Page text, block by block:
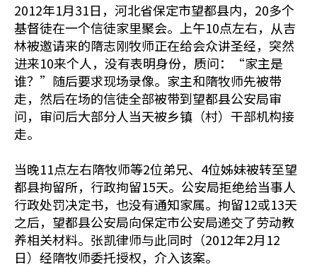
2012年1月31日，河北省保定市望都县内，20多个
基督徒在一个信徒家里聚会。上午10点左右，从吉
林被邀请来的隋志刚牧师正在给会众讲圣经，突然
进来10来个人，没有表明身份，质问：“家主是
谁？”随后要求现场录像。家主和隋牧师先被带
走，然后在场的信徒全部被带到望都县公安局审
问，审问后大部分人当天被乡镇（村）干部机构接
走。
当晚11点左右隋牧师等2位弟兄、4位姊妹被转至望
都县拘留所，行政拘留15天。公安局拒绝给当事人
行政处罚决定书，也没有通知家属。拘留12或13天
之后，望都县公安局向保定市公安局递交了劳动教
养相关材料。张凯律师与此同时（2012年2月12
日）经隋牧师委托授权，介入该案。